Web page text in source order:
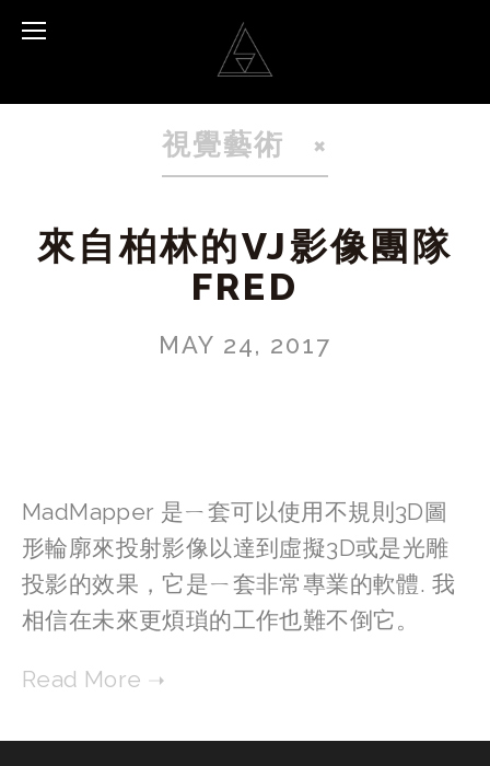
視覺藝術
來自柏林的VJ影像團隊
FRED
MAY 24, 2017
MadMapper 是ㄧ套可以使用不規則3D圖
形輪廓來投射影像以達到虛擬3D或是光雕
投影的效果，它是ㄧ套非常專業的軟體. 我
相信在未來更煩瑣的工作也難不倒它。